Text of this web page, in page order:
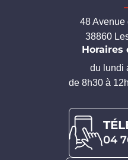
48 Avenue
38860
Horaires
du lundi
de 8h30 à
04